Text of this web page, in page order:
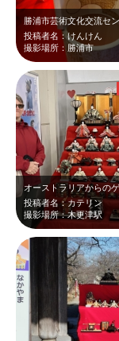
投稿者名：けんけん
撮影場所：勝浦市
投稿者名：カテリン
撮影場所：木更津駅